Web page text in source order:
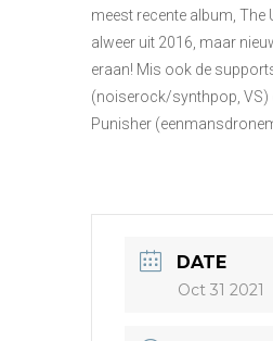
meest recente album, The
alweer uit 2016, maar
eraan! Mis ook de
(noiserock/synthpop, VS)
Punisher
DATE
Oct 31 2021